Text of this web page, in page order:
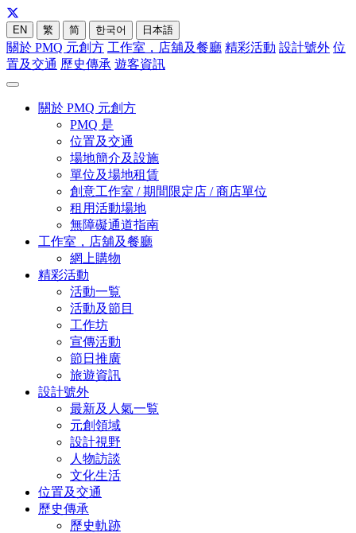
EN 繁 简 한국어 日本語
關於 PMQ 元創方 工作室，店舖及餐廳 精彩活動 設計號外 位
置及交通 歷史傳承 遊客資訊
關於 PMQ 元創方
PMQ 是
位置及交通
場地簡介及設施
單位及場地租賃
創意工作室 / 期間限定店 / 商店單位
租用活動場地
無障礙通道指南
工作室，店舖及餐廳
網上購物
精彩活動
活動一覧
活動及節目
工作坊
宣傳活動
節日推廣
旅遊資訊
設計號外
最新及人氣一覧
元創領域
設計視野
人物訪談
文化生活
位置及交通
歷史傳承
歷史軌跡